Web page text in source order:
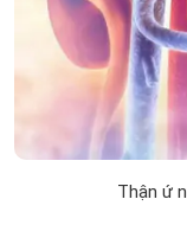
Thận ứ